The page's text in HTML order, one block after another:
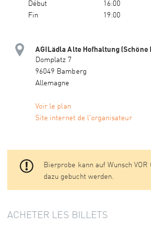
Début
16:00
Fin
19:00
AGILädla Alte Hofhaltung (Schöne
Domplatz 7
96049 Bamberg
Allemagne
Voir le plan
Site internet de l'organisateur
Bierprobe kann auf Wunsch VOR
dazu gebucht werden.
ACHETER LES BILLETS